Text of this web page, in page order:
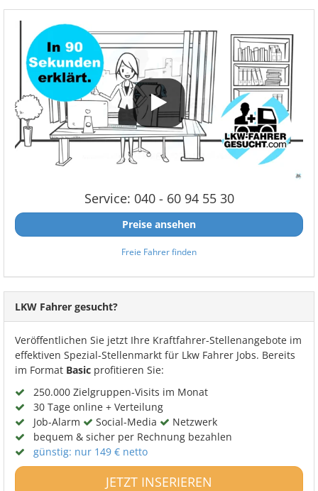
Service: 040 - 60 94 55 30
Preise ansehen
Freie Fahrer finden
LKW Fahrer gesucht?
Veröffentlichen Sie jetzt Ihre Kraftfahrer-Stellenangebote im
effektiven Spezial-Stellenmarkt für Lkw Fahrer Jobs. Bereits
im Format Basic profitieren Sie:
250.000 Zielgruppen-Visits im Monat
30 Tage online + Verteilung
Job-Alarm
Social-Media
Netzwerk
bequem & sicher per Rechnung bezahlen
günstig: nur 149 € netto
JETZT INSERIEREN